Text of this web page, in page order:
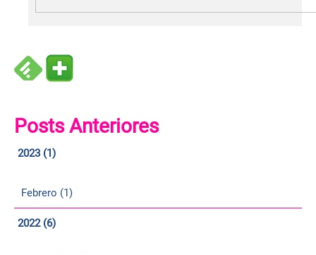
Posts Anteriores
2023 (1)
Febrero (1)
2022 (6)